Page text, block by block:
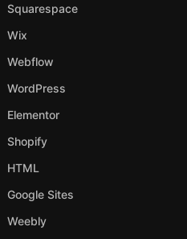
Squarespace
Wix
Webflow
WordPress
Elementor
Shopify
HTML
Google Sites
Weebly